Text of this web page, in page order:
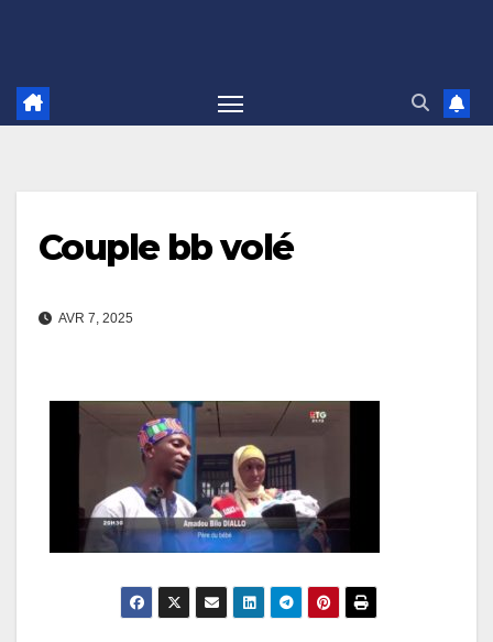
Couple bb volé
AVR 7, 2025